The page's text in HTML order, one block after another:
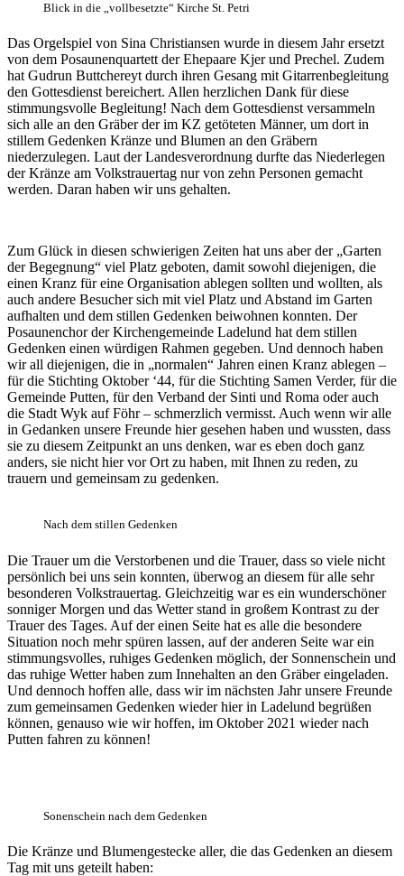
Blick in die „vollbesetzte“ Kirche St. Petri
Das Orgelspiel von Sina Christiansen wurde in diesem Jahr ersetzt
von dem Posaunenquartett der Ehepaare Kjer und Prechel. Zudem
hat Gudrun Buttchereyt durch ihren Gesang mit Gitarrenbegleitung
den Gottesdienst bereichert. Allen herzlichen Dank für diese
stimmungsvolle Begleitung! Nach dem Gottesdienst versammeln
sich alle an den Gräber der im KZ getöteten Männer, um dort in
stillem Gedenken Kränze und Blumen an den Gräbern
niederzulegen. Laut der Landesverordnung durfte das Niederlegen
der Kränze am Volkstrauertag nur von zehn Personen gemacht
werden. Daran haben wir uns gehalten.
Zum Glück in diesen schwierigen Zeiten hat uns aber der „Garten
der Begegnung“ viel Platz geboten, damit sowohl diejenigen, die
einen Kranz für eine Organisation ablegen sollten und wollten, als
auch andere Besucher sich mit viel Platz und Abstand im Garten
aufhalten und dem stillen Gedenken beiwohnen konnten. Der
Posaunenchor der Kirchengemeinde Ladelund hat dem stillen
Gedenken einen würdigen Rahmen gegeben. Und dennoch haben
wir all diejenigen, die in „normalen“ Jahren einen Kranz ablegen –
für die Stichting Oktober ‘44, für die Stichting Samen Verder, für die
Gemeinde Putten, für den Verband der Sinti und Roma oder auch
die Stadt Wyk auf Föhr – schmerzlich vermisst. Auch wenn wir alle
in Gedanken unsere Freunde hier gesehen haben und wussten, dass
sie zu diesem Zeitpunkt an uns denken, war es eben doch ganz
anders, sie nicht hier vor Ort zu haben, mit Ihnen zu reden, zu
trauern und gemeinsam zu gedenken.
Nach dem stillen Gedenken
Die Trauer um die Verstorbenen und die Trauer, dass so viele nicht
persönlich bei uns sein konnten, überwog an diesem für alle sehr
besonderen Volkstrauertag. Gleichzeitig war es ein wunderschöner
sonniger Morgen und das Wetter stand in großem Kontrast zu der
Trauer des Tages. Auf der einen Seite hat es alle die besondere
Situation noch mehr spüren lassen, auf der anderen Seite war ein
stimmungsvolles, ruhiges Gedenken möglich, der Sonnenschein und
das ruhige Wetter haben zum Innehalten an den Gräber eingeladen.
Und dennoch hoffen alle, dass wir im nächsten Jahr unsere Freunde
zum gemeinsamen Gedenken wieder hier in Ladelund begrüßen
können, genauso wie wir hoffen, im Oktober 2021 wieder nach
Putten fahren zu können!
Sonenschein nach dem Gedenken
Die Kränze und Blumengestecke aller, die das Gedenken an diesem
Tag mit uns geteilt haben: